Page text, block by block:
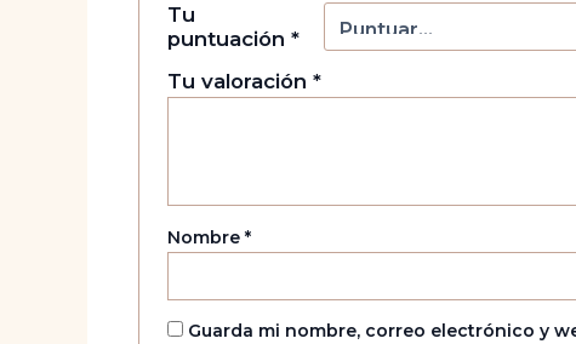
Tu
puntuación*
Tu valoración*
Nombre*
Guarda mi nombre, correo electrónico y